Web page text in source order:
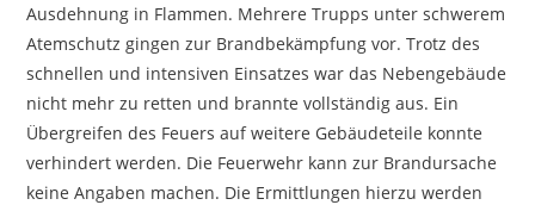
Ausdehnung in Flammen. Mehrere Trupps unter schwerem
Atemschutz gingen zur Brandbekämpfung vor. Trotz des
schnellen und intensiven Einsatzes war das Nebengebäude
nicht mehr zu retten und brannte vollständig aus. Ein
Übergreifen des Feuers auf weitere Gebäudeteile konnte
verhindert werden. Die Feuerwehr kann zur Brandursache
keine Angaben machen. Die Ermittlungen hierzu werden